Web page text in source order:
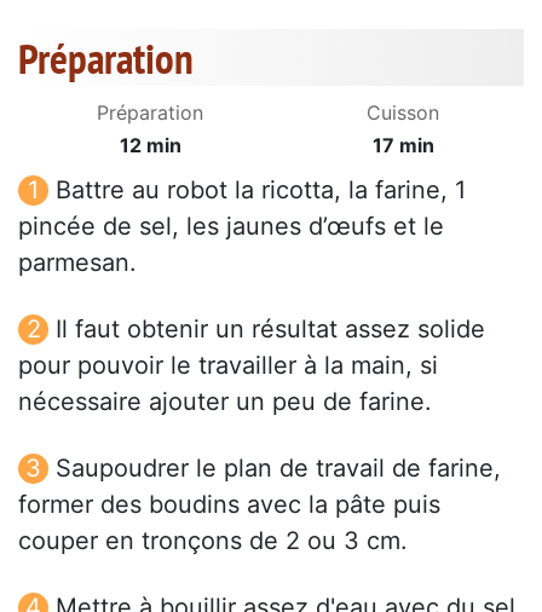
Préparation
Préparation
12 min
Cuisson
17 min
Battre au robot la ricotta, la farine, 1
pincée de sel, les jaunes d’œufs et le
parmesan.
Il faut obtenir un résultat assez solide
pour pouvoir le travailler à la main, si
nécessaire ajouter un peu de farine.
Saupoudrer le plan de travail de farine,
former des boudins avec la pâte puis
couper en tronçons de 2 ou 3 cm.